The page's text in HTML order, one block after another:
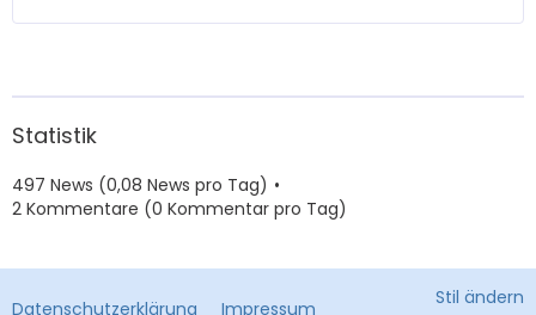
Statistik
497 News (0,08 News pro Tag)
2 Kommentare (0 Kommentar pro Tag)
Stil ändern
Datenschutzerklärung Impressum